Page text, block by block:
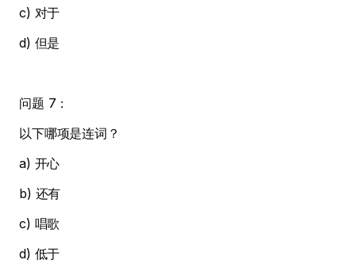
c) 对于
d) 但是
问题 7：
以下哪项是连词？
a) 开心
b) 还有
c) 唱歌
d) 低于